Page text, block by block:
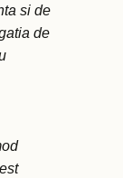
si de
de